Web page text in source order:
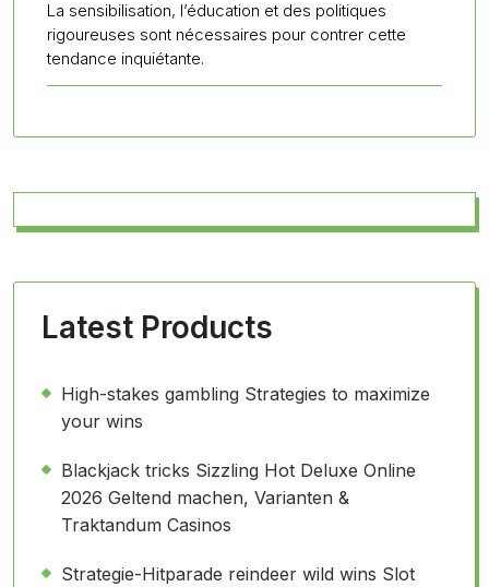
La sensibilisation, l’éducation et des politiques
rigoureuses sont nécessaires pour contrer cette
tendance inquiétante.
Latest Products
High-stakes gambling Strategies to maximize
your wins
Blackjack tricks Sizzling Hot Deluxe Online
2026 Geltend machen, Varianten &
Traktandum Casinos
Strategie-Hitparade reindeer wild wins Slot